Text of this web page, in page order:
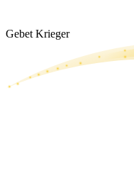
Gebet Krieger